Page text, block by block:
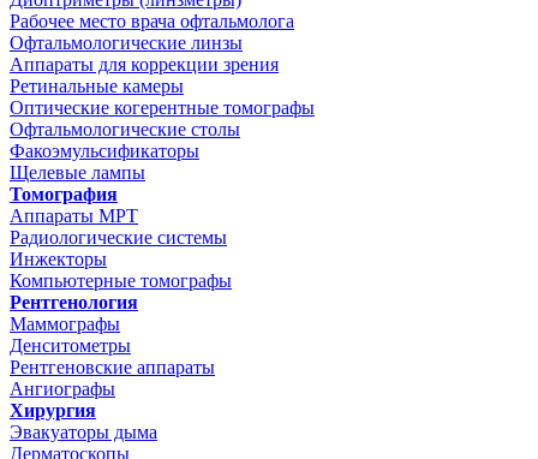
Рабочее место врача офтальмолога
Офтальмологические линзы
Аппараты для коррекции зрения
Ретинальные камеры
Оптические когерентные томографы
Офтальмологические столы
Факоэмульсификаторы
Щелевые лампы
Томография
Аппараты МРТ
Радиологические системы
Инжекторы
Компьютерные томографы
Рентгенология
Маммографы
Денситометры
Рентгеновские аппараты
Ангиографы
Хирургия
Эвакуаторы дыма
Дерматоскопы